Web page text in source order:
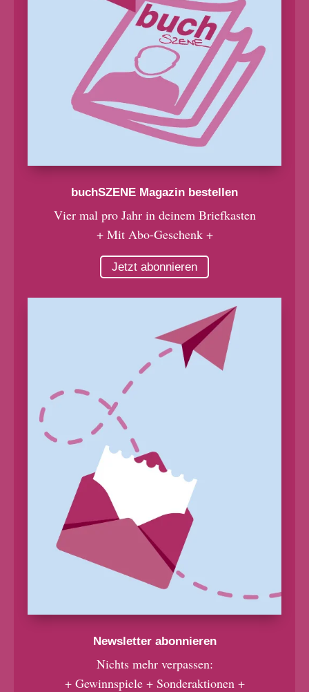
buchSZENE Magazin bestellen
Vier mal pro Jahr in deinem Briefkasten
+ Mit Abo-Geschenk +
Jetzt abonnieren
Newsletter abonnieren
Nichts mehr verpassen:
+ Gewinnspiele + Sonderaktionen +